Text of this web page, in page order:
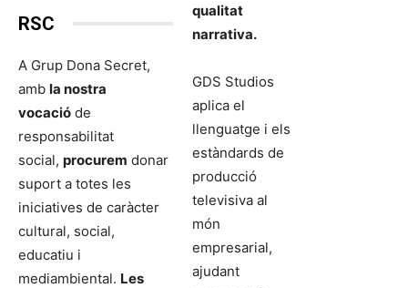
RSC
A Grup Dona Secret,
amb la nostra
vocació de
responsabilitat
social, procurem donar
suport a totes les
iniciatives de caràcter
cultural, social,
educatiu i
mediambiental. Les
qualitat
narrativa.
GDS Studios
aplica el
llenguatge i els
estàndards de
producció
televisiva al
món
empresarial,
ajudant